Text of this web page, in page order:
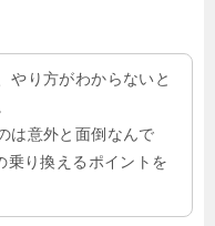
やり方がわからないと
は意外と面倒なんで
乗り換えるポイントを